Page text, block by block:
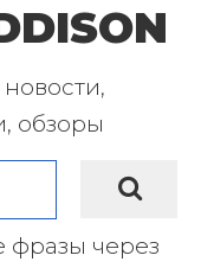
обзоры
фразы через